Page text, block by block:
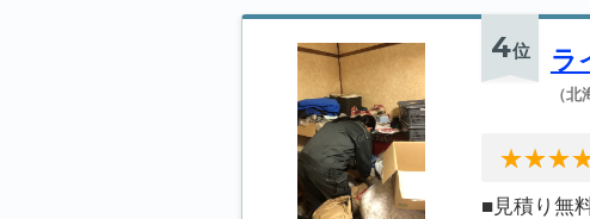
4位 ラ
（
■見積り無